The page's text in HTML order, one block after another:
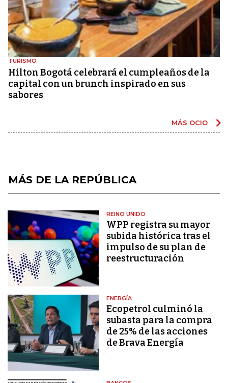
TURISMO
Hilton Bogotá celebrará el cumpleaños de la
capital con un brunch inspirado en sus
sabores
MÁS OCIO
MÁS DE LA REPÚBLICA
REINO UNIDO
WPP registra su mayor
subida histórica tras el
impulso de su plan de
reestructuración
ENERGÍA
Ecopetrol culminó la
subasta para la compra
de 25% de las acciones
de Brava Energía